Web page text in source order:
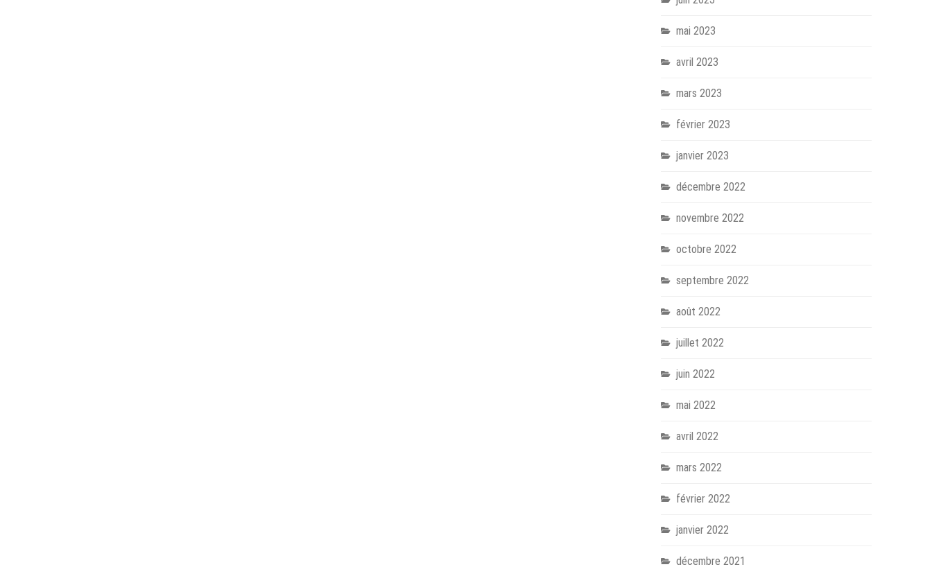
mai 2023
avril 2023
mars 2023
février 2023
janvier 2023
décembre 2022
novembre 2022
octobre 2022
septembre 2022
août 2022
juillet 2022
juin 2022
mai 2022
avril 2022
mars 2022
février 2022
janvier 2022
décembre 2021